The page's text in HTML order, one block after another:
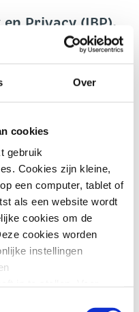
Over
cookies
gebruik
Cookies zijn kleine,
een computer, tablet of
als een website wordt
cookies om de
cookies worden
instellingen
Privacy (IBP).
inzicht in hoe
is voor
Wat gaat er
voor het
en roadmap
van het
via GRC-
assessment of
die
gedaan,